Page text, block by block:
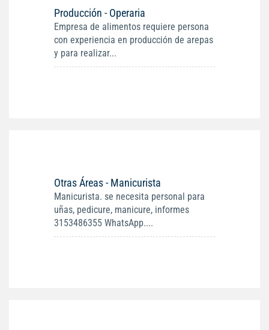
Producción - Operaria
Empresa de alimentos requiere persona
con experiencia en producción de arepas
y para realizar...
Otras Áreas - Manicurista
Manicurista. se necesita personal para
uñas, pedicure, manicure, informes
3153486355 WhatsApp....